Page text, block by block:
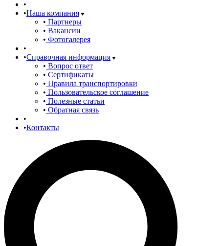
Наша компания
Партнеры
Вакансии
Фотогалерея
Справочная информация
Вопрос ответ
Сертификаты
Правила транспортировки
Пользовательское соглашение
Полезные статьи
Обратная связь
Контакты